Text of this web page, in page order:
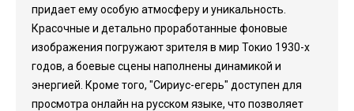
придает ему особую атмосферу и уникальность.
Красочные и детально проработанные фоновые
изображения погружают зрителя в мир Токио 1930-х
годов, а боевые сцены наполнены динамикой и
энергией. Кроме того, "Сириус-егерь" доступен для
просмотра онлайн на русском языке, что позволяет